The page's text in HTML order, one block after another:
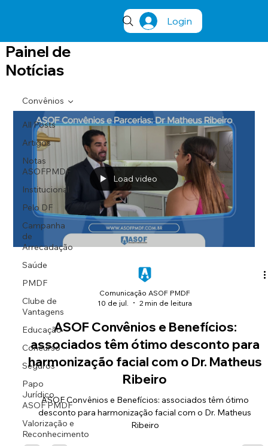
Login
Painel de
Notícias
All Posts
Artigos
Notas
ASOFPMDF
Institucional
Pelo DF
Campanha
de
Arrecadação
Saúde
PMDF
Clube de
Vantagens
Educação
Concurso
Seguros
Papo
Jurídico
ASOF PMDF
Valorização e
Reconhecimento
Convênios
Load video
Comunicação ASOF PMDF
10 de jul.
2 min de leitura
ASOF Convênios e Benefícios:
associados têm ótimo desconto para
harmonização facial com o Dr. Matheus
Ribeiro
ASOF Convênios e Benefícios: associados têm ótimo
desconto para harmonização facial com o Dr. Matheus
Ribeiro